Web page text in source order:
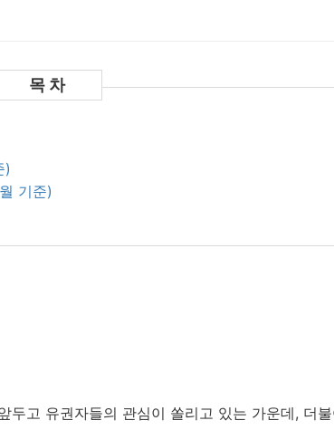
)
기준)
고 유권자들의 관심이 쏠리고 있는 가운데, 더불